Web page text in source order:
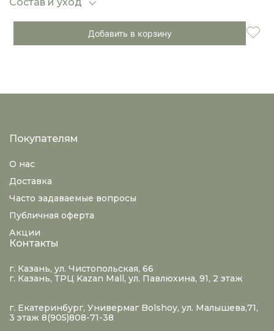
Добавить в корзину
так и задней стороной наперёд — это позволяет
создавать два разных силуэта и разнообразить
образы с одним комплектом.
Покупателям
О нас
Доставка
Часто задаваемые вопросы
Публичная оферта
Акции
Контакты
г. Казань, ул. Чистопольская, 66
г. Казань, ТРЦ Kazan Mall, ул. Павлюхина, 91, 2 этаж
г. Екатеринбург, Универмаг Bolshoy, ул. Малышева,71,
3 этаж 8(905)808-71-38